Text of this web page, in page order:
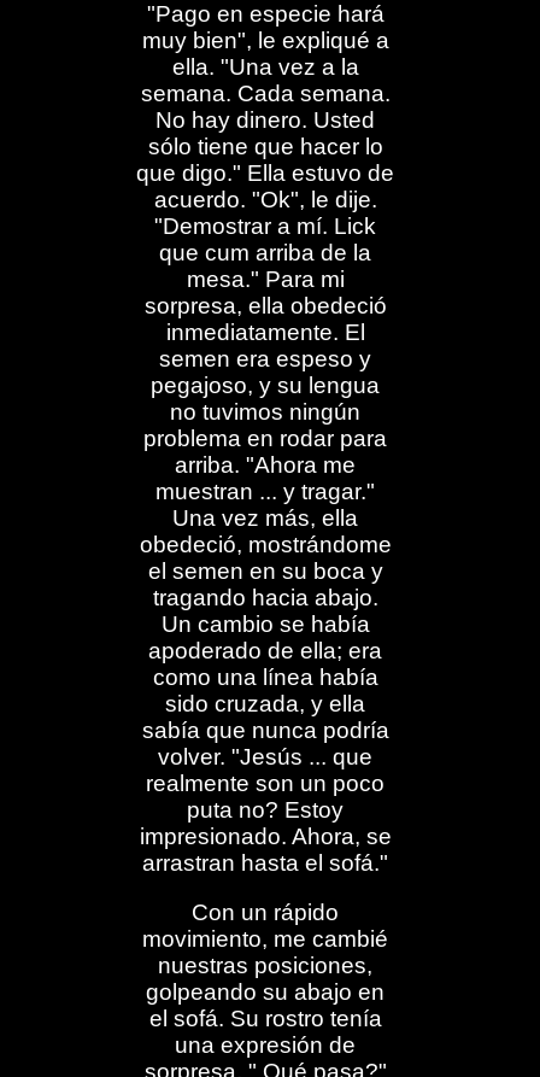
"Pago en especie hará
muy bien", le expliqué a
ella. "Una vez a la
semana. Cada semana.
No hay dinero. Usted
sólo tiene que hacer lo
que digo." Ella estuvo de
acuerdo. "Ok", le dije.
"Demostrar a mí. Lick
que cum arriba de la
mesa." Para mi
sorpresa, ella obedeció
inmediatamente. El
semen era espeso y
pegajoso, y su lengua
no tuvimos ningún
problema en rodar para
arriba. "Ahora me
muestran ... y tragar."
Una vez más, ella
obedeció, mostrándome
el semen en su boca y
tragando hacia abajo.
Un cambio se había
apoderado de ella; era
como una línea había
sido cruzada, y ella
sabía que nunca podría
volver. "Jesús ... que
realmente son un poco
puta no? Estoy
impresionado. Ahora, se
arrastran hasta el sofá."
Con un rápido
movimiento, me cambié
nuestras posiciones,
golpeando su abajo en
el sofá. Su rostro tenía
una expresión de
sorpresa. " Qué pasa?"